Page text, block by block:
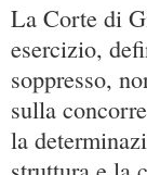
La Corte di
esercizio,
soppresso,
sulla
la